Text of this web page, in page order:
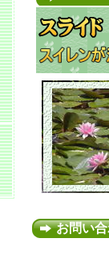
お問い